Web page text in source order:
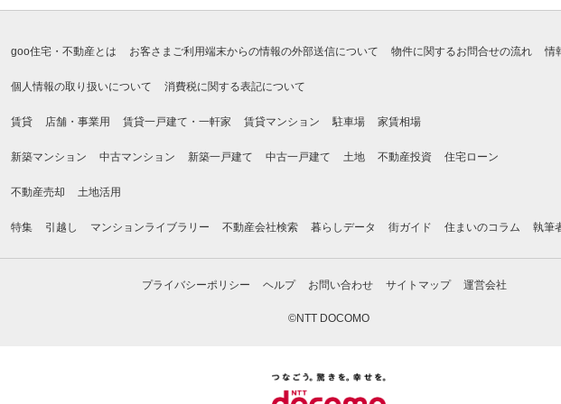
goo住宅・不動産とは お客さまご利用端末からの情報の外部送信について 物件に関するお問合せの流れ 情
個人情報の取り扱いについて 消費税に関する表記について
賃貸 店舗・事業用 賃貸一戸建て・一軒家 賃貸マンション 駐車場 家賃相場
新築マンション 中古マンション 新築一戸建て 中古一戸建て 土地 不動産投資 住宅ローン
不動産売却 土地活用
特集 引越し マンションライブラリー 不動産会社検索 暮らしデータ 街ガイド 住まいのコラム 執筆
プライバシーポリシー ヘルプ お問い合わせ サイトマップ 運営会社
©NTT DOCOMO